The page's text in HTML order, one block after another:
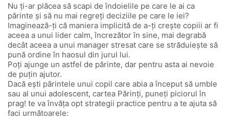
Nu ți-ar plăcea să scapi de îndoielile pe care le ai ca
părinte și să nu mai regreți deciziile pe care le iei?
Imaginează-ți că maniera implicită de a-ți crește copiii ar fi
aceea a unui lider calm, încrezător în sine, mai degrabă
decât aceea a unui manager stresat care se străduiește să
pună ordine în haosul din jurul lui.
Poți ajunge un astfel de părinte, dar pentru asta ai nevoie
de puțin ajutor.
Dacă ești părintele unui copil care abia a început să umble
sau al unui adolescent, cartea Părinți, puneți piciorul în
prag! te va învăța opt strategii practice pentru a te ajuta să
faci următoarele: